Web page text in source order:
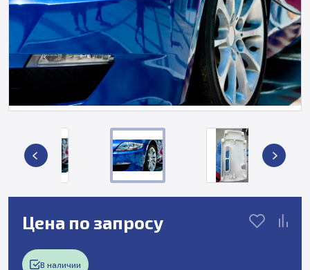
Цена по запросу
В наличии